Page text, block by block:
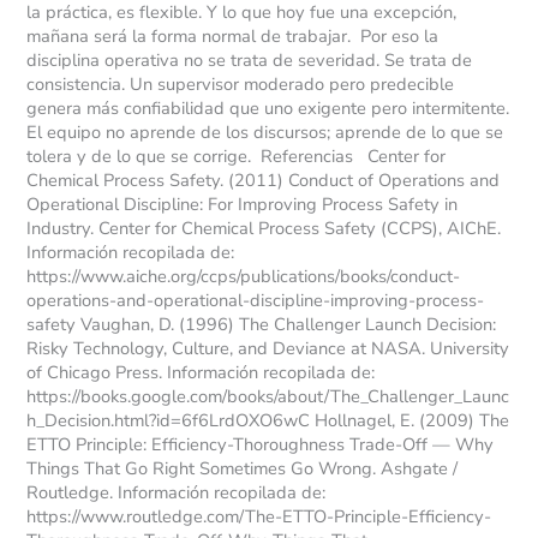
la práctica, es flexible. Y lo que hoy fue una excepción,
mañana será la forma normal de trabajar. Por eso la
disciplina operativa no se trata de severidad. Se trata de
consistencia. Un supervisor moderado pero predecible
genera más confiabilidad que uno exigente pero intermitente.
El equipo no aprende de los discursos; aprende de lo que se
tolera y de lo que se corrige. Referencias Center for
Chemical Process Safety. (2011) Conduct of Operations and
Operational Discipline: For Improving Process Safety in
Industry. Center for Chemical Process Safety (CCPS), AIChE.
Información recopilada de:
https://www.aiche.org/ccps/publications/books/conduct-
operations-and-operational-discipline-improving-process-
safety Vaughan, D. (1996) The Challenger Launch Decision:
Risky Technology, Culture, and Deviance at NASA. University
of Chicago Press. Información recopilada de:
https://books.google.com/books/about/The_Challenger_Launc
h_Decision.html?id=6f6LrdOXO6wC Hollnagel, E. (2009) The
ETTO Principle: Efficiency-Thoroughness Trade-Off — Why
Things That Go Right Sometimes Go Wrong. Ashgate /
Routledge. Información recopilada de:
https://www.routledge.com/The-ETTO-Principle-Efficiency-